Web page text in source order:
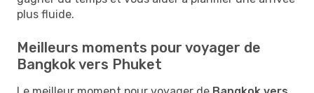
plus fluide.
Meilleurs moments pour voyager de
Bangkok vers Phuket